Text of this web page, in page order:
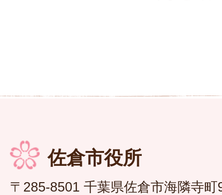
佐倉市役所
〒285-8501 千葉県佐倉市海隣寺町